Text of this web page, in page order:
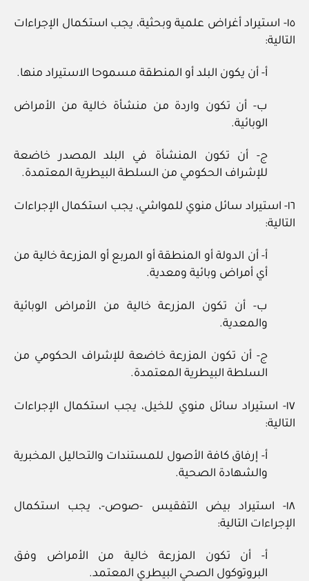
١٥- استيراد أغراض علمية وبحثية، يجب استكمال الإجراءات
التالية:
أ- أن يكون البلد أو المنطقة مسموحا الاستيراد منها.
ب- أن تكون واردة من منشأة خالية من الأمراض
الوبائية.
ج- أن تكون المنشأة في البلد المصدر خاضعة
للإشراف الحكومي من السلطة البيطرية المعتمدة.
١٦- استيراد سائل منوي للمواشي، يجب استكمال الإجراءات
التالية:
أ- أن الدولة أو المنطقة أو المربع أو المزرعة خالية من
أي أمراض وبائية ومعدية.
ب- أن تكون المزرعة خالية من الأمراض الوبائية
والمعدية.
ج- أن تكون المزرعة خاضعة للإشراف الحكومي من
السلطة البيطرية المعتمدة.
١٧- استيراد سائل منوي للخيل، يجب استكمال الإجراءات
التالية:
أ- إرفاق كافة الأصول للمستندات والتحاليل المخبرية
والشهادة الصحية.
١٨- استيراد بيض التفقيس -صوص-، يجب استكمال
الإجراءات التالية:
أ- أن تكون المزرعة خالية من الأمراض وفق
البروتوكول الصحي البيطري المعتمد.